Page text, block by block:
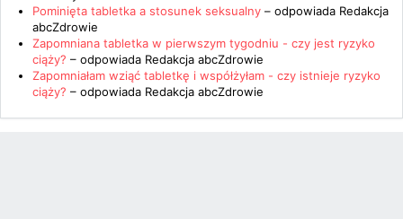
Pominięta tabletka a stosunek seksualny – odpowiada Redakcja
abcZdrowie
Zapomniana tabletka w pierwszym tygodniu - czy jest ryzyko
ciąży? – odpowiada Redakcja abcZdrowie
Zapomniałam wziąć tabletkę i współżyłam - czy istnieje ryzyko
ciąży? – odpowiada Redakcja abcZdrowie